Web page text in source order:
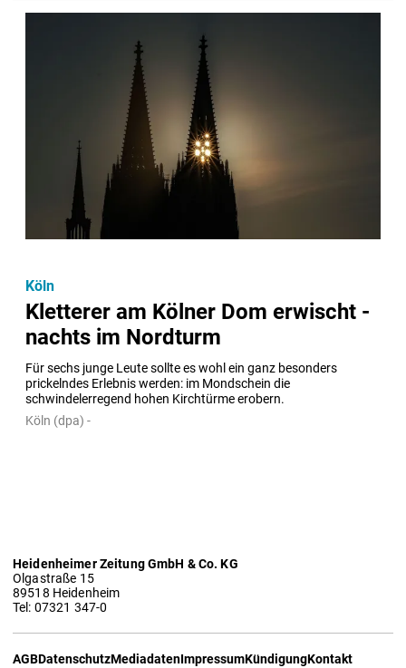
Kletterer am Kölner Dom erwischt -
nachts im Nordturm
Für sechs junge Leute sollte es wohl ein ganz besonders
prickelndes Erlebnis werden: im Mondschein die
schwindelerregend hohen Kirchtürme erobern.
Köln
Köln (dpa) -
Heidenheimer Zeitung GmbH & Co. KG
Olgastraße 15
89518 Heidenheim
Tel: 07321 347-0
AGBDatenschutzMediadatenImpressumKündigungKontakt